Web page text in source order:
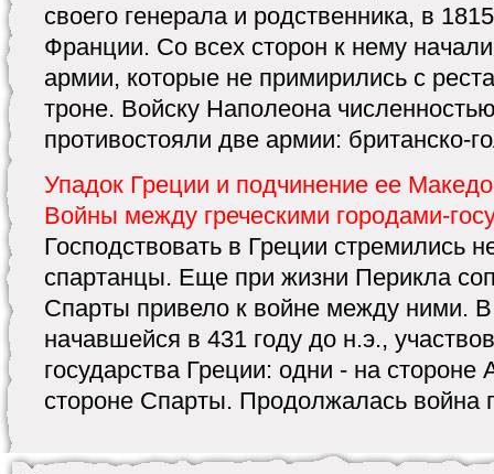
своего генерала и родственника, в
Франции. Со всех сторон к нему
армии, которые не примирились с
троне. Войску Наполеона
противостояли две армии: британско-
Упадок Греции и подчинение ее
Войны между греческими городами-
Господствовать в Греции стремились
спартанцы. Еще при жизни Перикла
Спарты привело к войне между ними.
начавшейся в 431 году до н.э.,
государства Греции: одни - на стороне
стороне Спарты. Продолжалась война